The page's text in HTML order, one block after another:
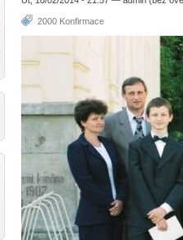
2000 Konfirmace